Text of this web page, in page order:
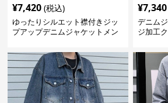
¥7,420 (税込)
ゆったりシルエット襟付きジッ
プアップデニムジャケットメン
¥7,340
デニム
ジ加工